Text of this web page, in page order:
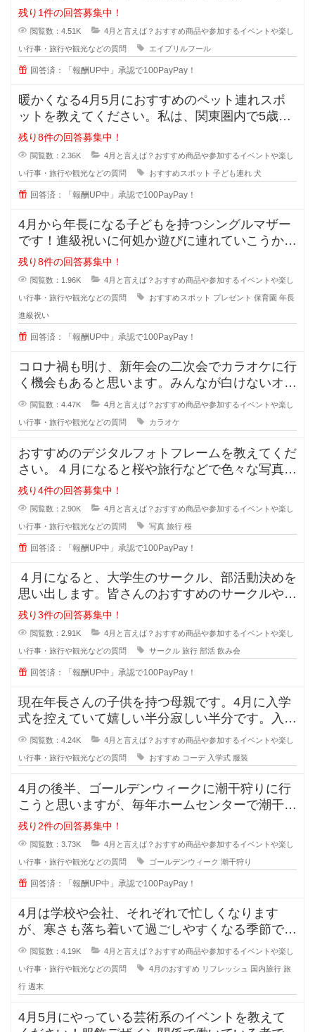
考えますが、中々上手に騙す事が出
残り1件の回答募集中！
閲覧数：4.51K 4月と言えば？おすすめ商品や参加するイベントや楽し
い行事・旅行や観光などの質問 エイプリルフール
回答済：「報酬UP中」承認で100PayPay！
暖かくなる4月5月におすすめのペット連れスポ
ットを教えてください。私は、関東圏内で5歳の
子ども1人と小型犬を2匹とで暮ら
残り8件の回答募集中！
閲覧数：2.36K 4月と言えば？おすすめ商品や参加するイベントや楽し
い行事・旅行や観光などの質問 おすすめスポット 子ども連れ 犬
回答済：「報酬UP中」承認で100PayPay！
4月から年長になる子どもを持つシングルマザー
です！進級祝いに何処か遊びに連れていこうか、
何かプレゼントをあげようか悩んで
残り8件の回答募集中！
閲覧数：1.96K 4月と言えば？おすすめ商品や参加するイベントや楽し
い行事・旅行や観光などの質問 おすすめスポット プレゼント 保育園 年長
進級祝い
回答済：「報酬UP中」承認で100PayPay！
コロナ禍も明け、新年会の二次会でカラオケに行
く機会もあると思います。みんなが白けないオス
スメのカラオケの曲はありますか？
閲覧数：4.47K 4月と言えば？おすすめ商品や参加するイベントや楽し
い行事・旅行や観光などの質問 カラオケ
おすすめのデジタルフォトフレームを教えてくだ
さい。４月になると桜や旅行などで色々な写真を
撮る機会が増えますよね？
残り4件の回答募集中！
閲覧数：2.90K 4月と言えば？おすすめ商品や参加するイベントや楽し
い行事・旅行や観光などの質問 写真 旅行 桜
回答済：「報酬UP中」承認で100PayPay！
４月になると、大学生のサークル、部活動決めを
思い出します。皆さんのおすすめのサークルや部
活はありますか？また、活動内容も
残り3件の回答募集中！
閲覧数：2.91K 4月と言えば？おすすめ商品や参加するイベントや楽し
い行事・旅行や観光などの質問 サークル 旅行 部活 飲み会
回答済：「報酬UP中」承認で100PayPay！
現在年長さんの子供を持つ母親です。4月に入学
式を控えていて嬉しい半分寂しい半分です。入学
式の時の子供の服装について皆様の
閲覧数：4.24K 4月と言えば？おすすめ商品や参加するイベントや楽し
い行事・旅行や観光などの質問 おすすめ コーデ 入学式 服装
4月の後半、ゴールデンウィークに潮干狩りに行
こうと思いますが、毎年ホームセンターで潮干狩
残り2件の回答募集中！
閲覧数：3.73K 4月と言えば？おすすめ商品や参加するイベントや楽し
い行事・旅行や観光などの質問 ゴールデンウィーク 潮干狩り
回答済：「報酬UP中」承認で100PayPay！
4月は学校や会社、それぞれで忙しくなります
が、寒さも落ち着いて過ごしやすくなる季節です
よね！そこで私は、週末にリフレッシ
閲覧数：4.19K 4月と言えば？おすすめ商品や参加するイベントや楽し
い行事・旅行や観光などの質問 4月のおすすめ リフレッシュ 国内旅行 旅
行 週末
4月5月にやっている芸術系のイベントを教えて